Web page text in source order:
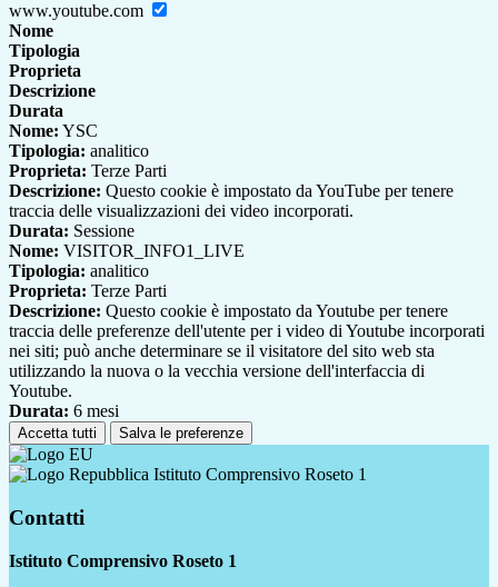
www.youtube.com
Nome
Tipologia
Proprieta
Descrizione
Durata
Nome: YSC
Tipologia: analitico
Proprieta: Terze Parti
Descrizione: Questo cookie è impostato da YouTube per tenere
traccia delle visualizzazioni dei video incorporati.
Durata: Sessione
Nome: VISITOR_INFO1_LIVE
Tipologia: analitico
Proprieta: Terze Parti
Descrizione: Questo cookie è impostato da Youtube per tenere
traccia delle preferenze dell'utente per i video di Youtube incorporati
nei siti; può anche determinare se il visitatore del sito web sta
utilizzando la nuova o la vecchia versione dell'interfaccia di
Youtube.
Durata: 6 mesi
Accetta tutti Salva le preferenze
Istituto Comprensivo Roseto 1
Contatti
Istituto Comprensivo Roseto 1